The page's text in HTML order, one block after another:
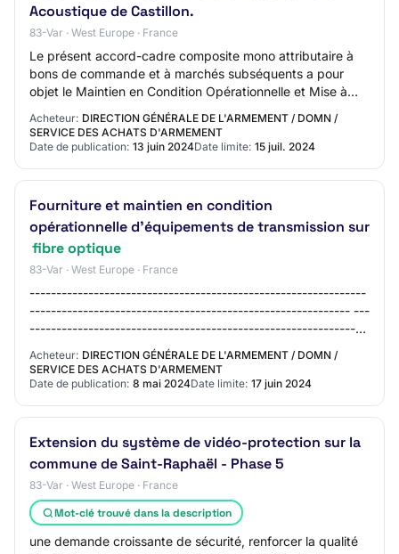
Acoustique de Castillon.
83-Var · West Europe · France
Le présent accord-cadre composite mono attributaire à
bons de commande et à marchés subséquents a pour
objet le Maintien en Condition Opérationnelle et Mise à
Hauteur Ordinaire (électronique, fibre o…
Acheteur: DIRECTION GÉNÉRALE DE L'ARMEMENT / DOMN /
SERVICE DES ACHATS D'ARMEMENT
Date de publication: 13 juin 2024Date limite: 15 juil. 2024
Fourniture et maintien en condition
opérationnelle d’équipements de transmission sur
fibre optique
83-Var · West Europe · France
---------------------------------------------------------------
------------------------------------------------------------ ---
---------------------------------------------------------------
Acheteur: DIRECTION GÉNÉRALE DE L'ARMEMENT / DOMN /
SERVICE DES ACHATS D'ARMEMENT
Date de publication: 8 mai 2024Date limite: 17 juin 2024
Extension du système de vidéo-protection sur la
commune de Saint-Raphaël - Phase 5
83-Var · West Europe · France
Mot-clé trouvé dans la description
une demande croissante de sécurité, renforcer la qualité